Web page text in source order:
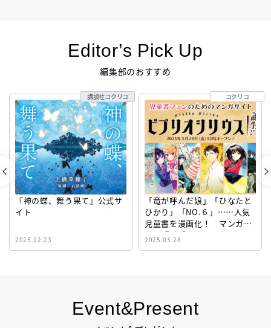
Event&Present
Editor’s Pick Up
編集部のおすすめ
『神の蝶、舞う果て』公式サ
イト
2025.12.23
講談社コクリコ
「竜が呼んだ娘」「ひなたと
ひかり」「NO.６」……人気
児童書を漫画化！ マンガサ
イト『ビブリオシリウス』誕
生！
2025.03.28
コクリコ